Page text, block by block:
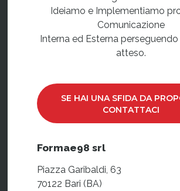
Ideiamo e Implementiamo
Comunicazione
Interna ed Esterna
atteso.
SE HAI UNA SFIDA DA
CONTATTACI
Formae98 srl
Piazza Garibaldi, 63
70122 Bari (BA)